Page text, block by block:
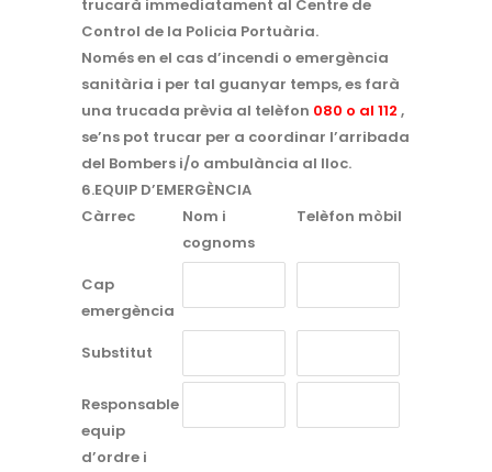
trucarà immediatament al Centre de
Control de la Policia Portuària.
Només en el cas d’incendi o emergència
sanitària i per tal guanyar temps, es farà
una trucada prèvia al telèfon 080 o al 112 ,
se’ns pot trucar per a coordinar l’arribada
del Bombers i/o ambulància al lloc.
6.EQUIP D’EMERGÈNCIA
Càrrec
Nom i
cognoms
Telèfon mòbil
Cap
emergència
Substitut
Responsable
equip
d’ordre i